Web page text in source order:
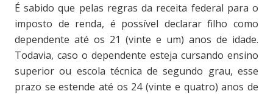
É sabido que pelas regras da receita federal para o
imposto de renda, é possível declarar filho como
dependente até os 21 (vinte e um) anos de idade.
Todavia, caso o dependente esteja cursando ensino
superior ou escola técnica de segundo grau, esse
prazo se estende até os 24 (vinte e quatro) anos de